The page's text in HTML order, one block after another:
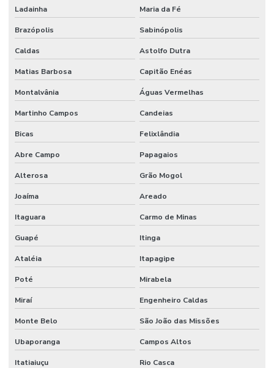
Válvula Segurança
Válvula Solenoide
Vedações Chevron Em Minas Gerais
Venda De Comando Hidráulico Em Minas Gerais
Venda De Filtro Hidráulico
Venda De Junta Universal Para Máquinas
Venda De Manômetro De Pressão Em Minas Gerais
Venda De Orbitrol Em Minas Gerais
Venda De Retentores Em Minas Gerais
Venda De Solenóide Hidráulico
Ladainha Maria da Fé
Brazópolis Sabinópolis
Caldas Astolfo Dutra
Matias Barbosa Capitão Enéas
Montalvânia Águas Vermelhas
Martinho Campos Candeias
Bicas Felixlândia
Abre Campo Papagaios
Alterosa Grão Mogol
Joaíma Areado
Itaguara Carmo de Minas
Guapé Itinga
Ataléia Itapagipe
Poté Mirabela
Miraí Engenheiro Caldas
Monte Belo São João das Missões
Ubaporanga Campos Altos
Itatiaiuçu Rio Casca